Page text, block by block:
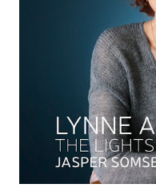
datos, cuenta que 156
diferentes en 2021, lo que
en su naturaleza. Podéis
de jazz elegidos por la
individuales. La
número limitado de discos